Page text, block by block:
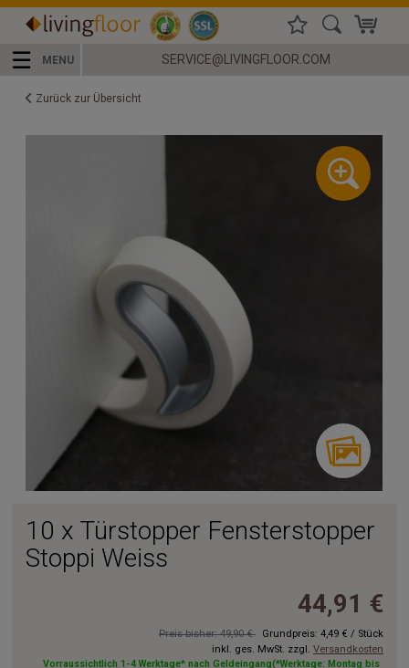
☰ MENU SERVICE@LIVINGFLOOR.COM
Zurück zur Übersicht
10 x Türstopper Fensterstopper
Stoppi Weiss
44,91 €
Preis bisher: 49,90 € Grundpreis: 4,49 € / Stück
inkl. ges. MwSt. zzgl. Versandkosten
Vorraussichtlich 1-4 Werktage* nach Geldeingang(*Werktage: Montag bis